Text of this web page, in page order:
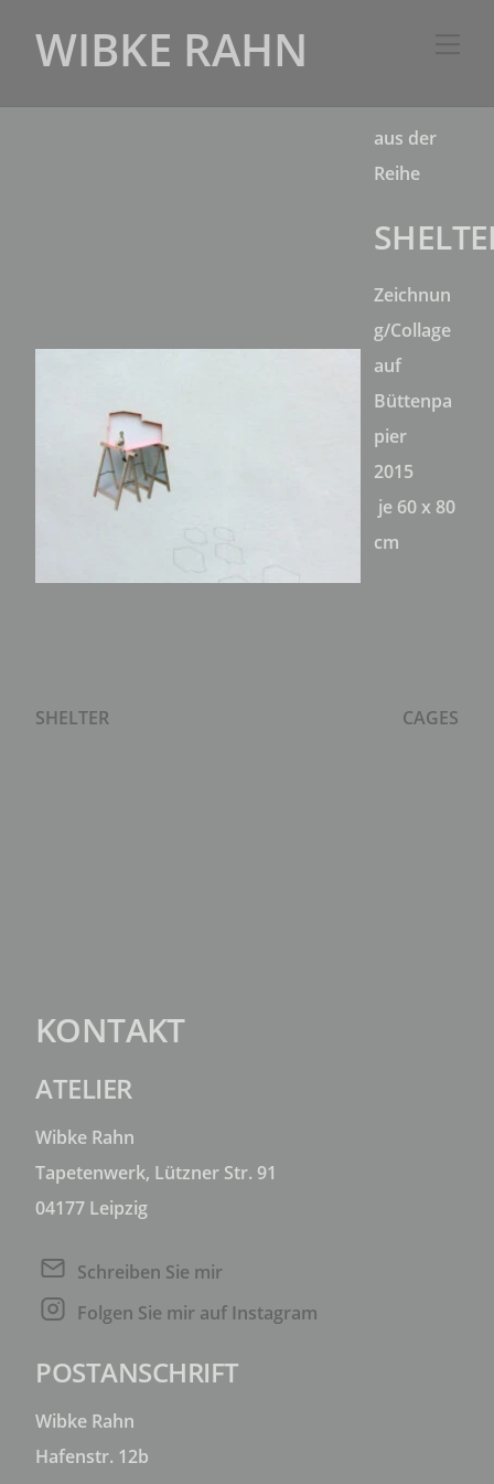
WIBKE RAHN
aus der
Reihe
Zeichnun
g/Collage
auf
Büttenpa
pier
2015
je 60 x 80
cm
SHELTER CAGES
KONTAKT
ATELIER
Wibke Rahn
Tapetenwerk, Lützner Str. 91
04177 Leipzig
Schreiben Sie mir
Folgen Sie mir auf Instagram
POSTANSCHRIFT
Wibke Rahn
Hafenstr. 12b